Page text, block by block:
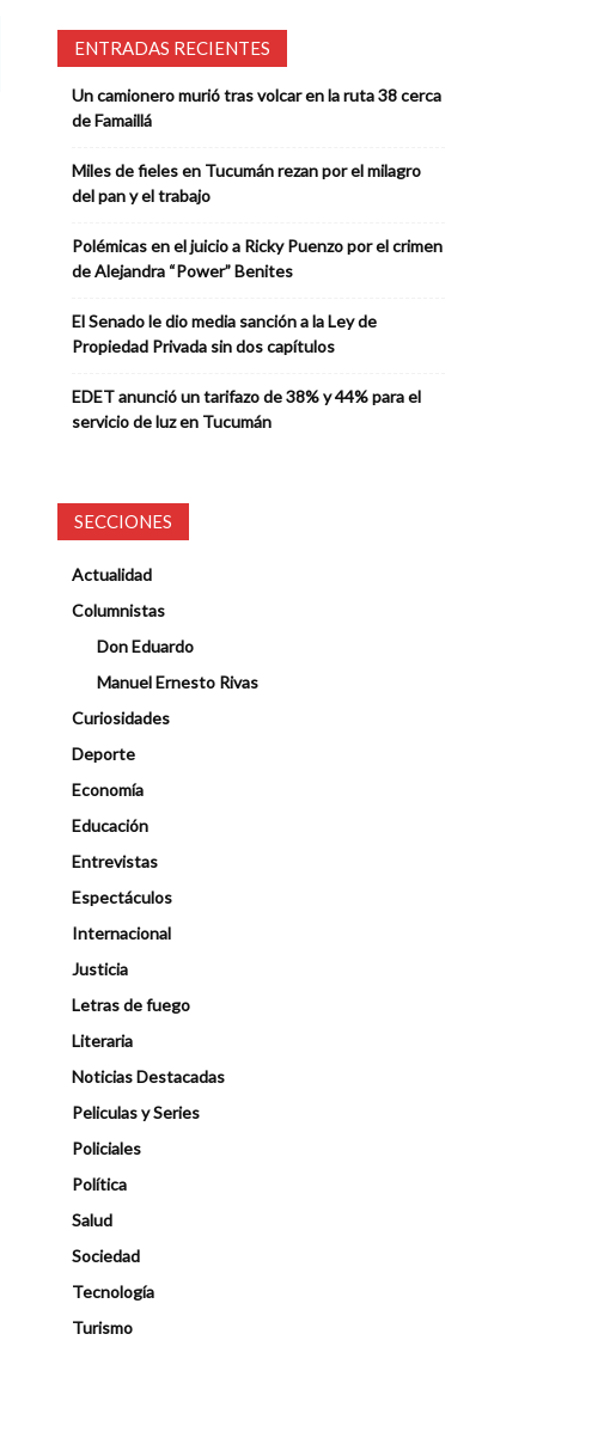
ENTRADAS RECIENTES
Un camionero murió tras volcar en la ruta 38 cerca
de Famaillá
Miles de fieles en Tucumán rezan por el milagro
del pan y el trabajo
Polémicas en el juicio a Ricky Puenzo por el crimen
de Alejandra “Power” Benites
El Senado le dio media sanción a la Ley de
Propiedad Privada sin dos capítulos
EDET anunció un tarifazo de 38% y 44% para el
servicio de luz en Tucumán
SECCIONES
Actualidad
Columnistas
Don Eduardo
Manuel Ernesto Rivas
Curiosidades
Deporte
Economía
Educación
Entrevistas
Espectáculos
Internacional
Justicia
Letras de fuego
Literaria
Noticias Destacadas
Peliculas y Series
Policiales
Política
Salud
Sociedad
Tecnología
Turismo